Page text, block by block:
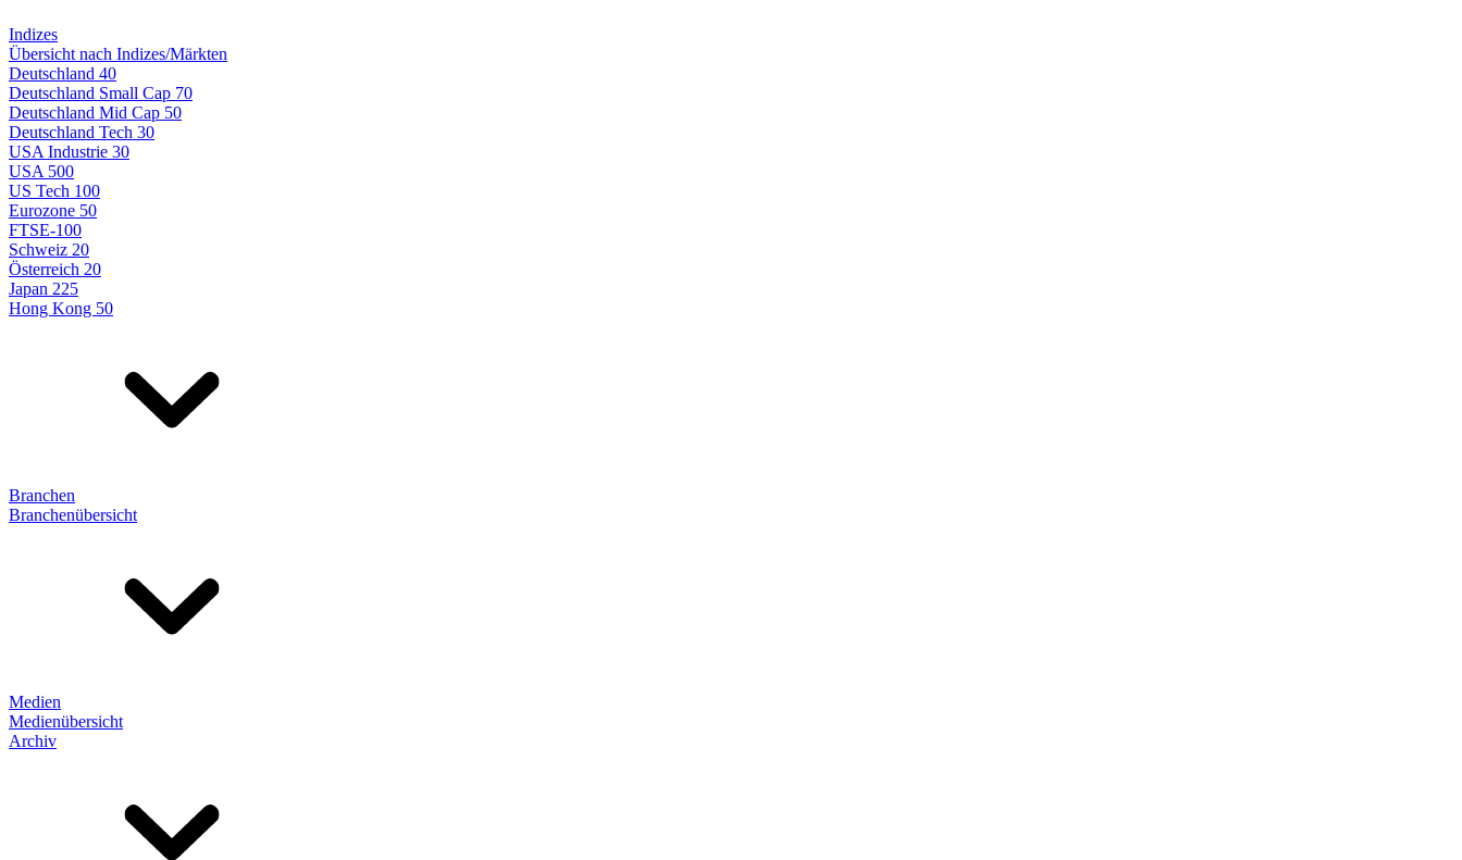
Indizes
Übersicht nach Indizes/Märkten
Deutschland 40
Deutschland Small Cap 70
Deutschland Mid Cap 50
Deutschland Tech 30
USA Industrie 30
USA 500
US Tech 100
Eurozone 50
FTSE-100
Schweiz 20
Österreich 20
Japan 225
Hong Kong 50
Branchen
Branchenübersicht
Medien
Medienübersicht
Archiv